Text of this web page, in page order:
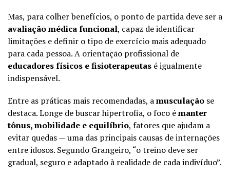
Mas, para colher benefícios, o ponto de partida deve ser a
avaliação médica funcional, capaz de identificar
limitações e definir o tipo de exercício mais adequado
para cada pessoa. A orientação profissional de
educadores físicos e fisioterapeutas é igualmente
indispensável.
Entre as práticas mais recomendadas, amusculação se
destaca. Longe de buscar hipertrofia, o foco émanter
tônus, mobilidade e equilíbrio, fatores que ajudam a
evitar quedas — uma das principais causas de internações
entre idosos. Segundo Grangeiro, “o treino deve ser
gradual, seguro e adaptado à realidade de cada indivíduo”.